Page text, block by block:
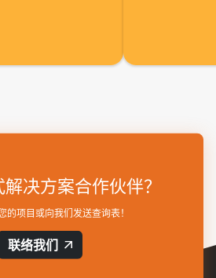
决方案合作伙伴？
的项目或向我们发送查询表！
联络我们